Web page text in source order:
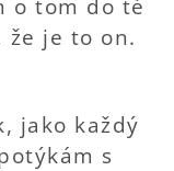
o tom do té
že je to on.
jako každý
s